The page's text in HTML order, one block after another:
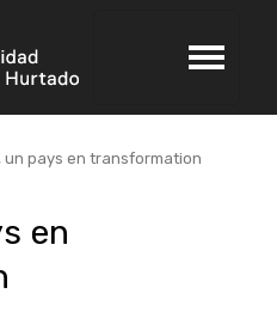
un pays en transformation
en